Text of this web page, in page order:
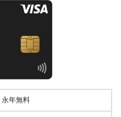
永年無料